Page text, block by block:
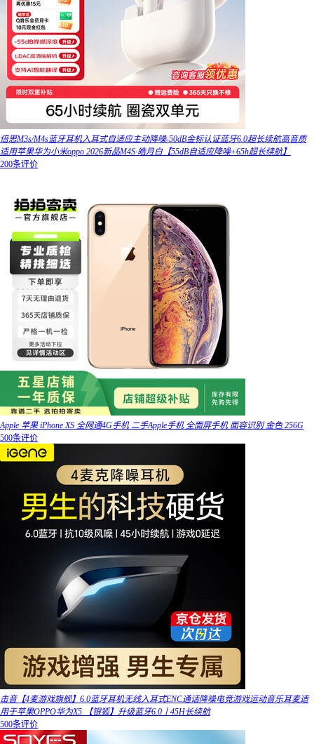
倍思M3s/M4s蓝牙耳机入耳式自适应主动降噪-50dB金标认证蓝牙6.0超长续航高音质
适用苹果华为小米oppo 2026新品M4S·皓月白【55dB自适应降噪+65h超长续航】
200条评价
Apple 苹果 iPhone XS 全网通4G手机 二手Apple手机 全面屏手机 面容识别 金色 256G
500条评价
击音【4麦游戏旗舰】6.0蓝牙耳机无线入耳式ENC通话降噪电竞游戏运动音乐耳麦适
用于苹果OPPO华为X5 【银狐】升级蓝牙6.0丨45H长续航
500条评价